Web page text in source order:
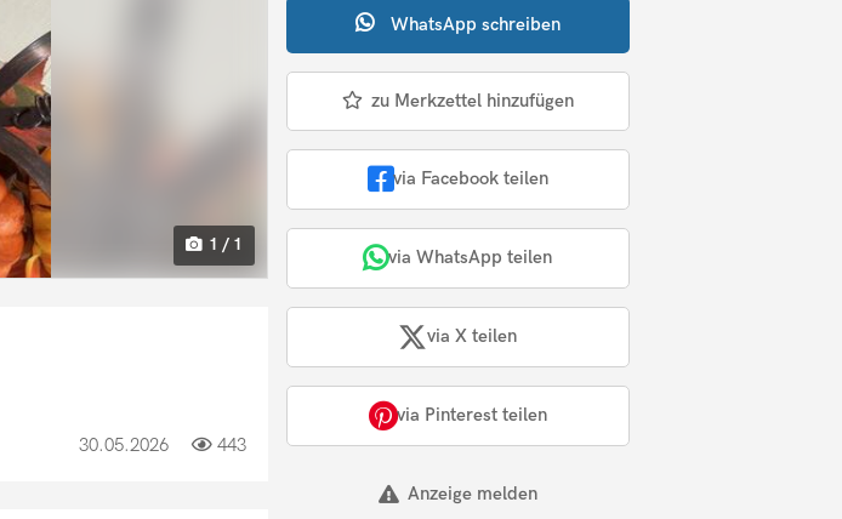
1 / 1
30.05.2026 443
WhatsApp schreiben
zu Merkzettel hinzufügen
via Facebook teilen
via WhatsApp teilen
via X teilen
via Pinterest teilen
Anzeige melden